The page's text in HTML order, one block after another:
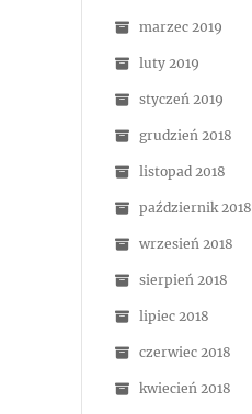
marzec 2019
luty 2019
styczeń 2019
grudzień 2018
listopad 2018
październik 2018
wrzesień 2018
sierpień 2018
lipiec 2018
czerwiec 2018
kwiecień 2018